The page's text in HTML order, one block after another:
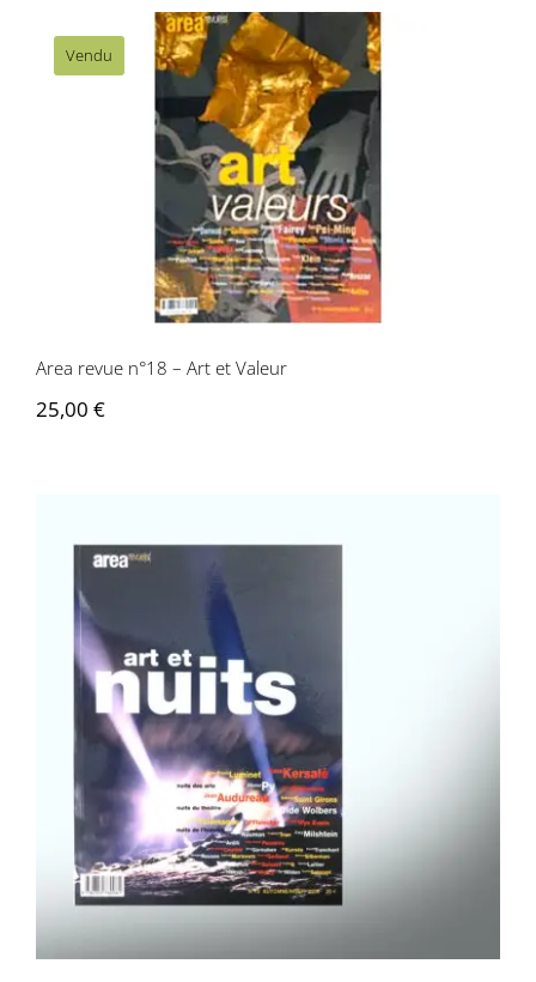
Vendu
Area revue n°18 – Art et Valeur
Area revue n°18 – Art et Valeur
25,00 €
Area revue n°13 – Art et nuits